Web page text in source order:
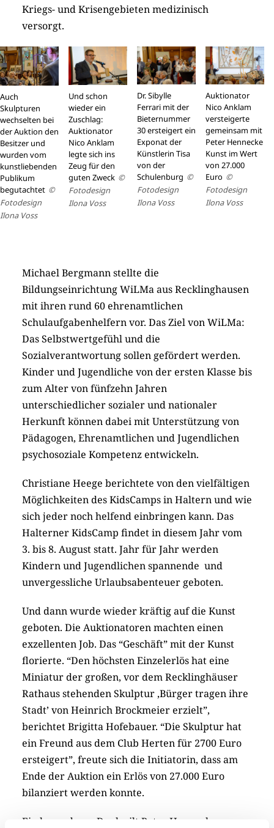
Kriegs- und Krisengebieten medizinisch
versorgt.
Auch
Skulpturen
wechselten bei
der Auktion den
Besitzer und
wurden vom
kunstliebenden
Publikum
begutachtet ©
Fotodesign
Ilona Voss
Und schon
wieder ein
Zuschlag:
Auktionator
Nico Anklam
legte sich ins
Zeug für den
guten Zweck ©
Fotodesign
Ilona Voss
Dr. Sibylle
Ferrari mit der
Bieternummer
30 ersteigert ein
Exponat der
Künstlerin Tisa
von der
Schulenburg ©
Fotodesign
Ilona Voss
Auktionator
Nico Anklam
versteigerte
gemeinsam mit
Peter Hennecke
Kunst im Wert
von 27.000
Euro ©
Fotodesign
Ilona Voss
Michael Bergmann stellte die
Bildungseinrichtung WiLMa aus Recklinghausen
mit ihren rund 60 ehrenamtlichen
Schulaufgabenhelfern vor. Das Ziel von WiLMa:
Das Selbstwertgefühl und die
Sozialverantwortung sollen gefördert werden.
Kinder und Jugendliche von der ersten Klasse bis
zum Alter von fünfzehn Jahren
unterschiedlicher sozialer und nationaler
Herkunft können dabei mit Unterstützung von
Pädagogen, Ehrenamtlichen und Jugendlichen
psychosoziale Kompetenz entwickeln.
Christiane Heege berichtete von den vielfältigen
Möglichkeiten des KidsCamps in Haltern und wie
sich jeder noch helfend einbringen kann. Das
Halterner KidsCamp findet in diesem Jahr vom
3. bis 8. August statt. Jahr für Jahr werden
Kindern und Jugendlichen spannende und
unvergessliche Urlaubsabenteuer geboten.
Und dann wurde wieder kräftig auf die Kunst
geboten. Die Auktionatoren machten einen
exzellenten Job. Das “Geschäft” mit der Kunst
florierte. “Den höchsten Einzelerlös hat eine
Miniatur der großen, vor dem Recklinghäuser
Rathaus stehenden Skulptur ‚Bürger tragen ihre
Stadt’ von Heinrich Brockmeier erzielt”,
berichtet Brigitta Hofebauer. “Die Skulptur hat
ein Freund aus dem Club Herten für 2700 Euro
ersteigert”, freute sich die Initiatorin, dass am
Ende der Auktion ein Erlös von 27.000 Euro
bilanziert werden konnte.
Ein besonderer Dank gilt Peter Hennecke,